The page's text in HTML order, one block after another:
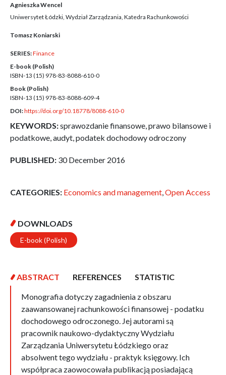
Agnieszka Wencel
Uniwersytet Łódzki, Wydział Zarządzania, Katedra Rachunkowości
Tomasz Koniarski
SERIES:Finance
E-book (Polish)
ISBN-13 (15) 978-83-8088-610-0
Book (Polish)
ISBN-13 (15) 978-83-8088-609-4
DOI:https://doi.org/10.18778/8088-610-0
KEYWORDS:sprawozdanie finansowe, prawo bilansowe i
podatkowe, audyt, podatek dochodowy odroczony
PUBLISHED: 30 December 2016
CATEGORIES: Economics and management,Open Access
DOWNLOADS
E-book (Polish)
ABSTRACT REFERENCES STATISTIC
Monografia dotyczy zagadnienia z obszaru
zaawansowanej rachunkowości finansowej - podatku
dochodowego odroczonego. Jej autorami są
pracownik naukowo-dydaktyczny Wydziału
Zarządzania Uniwersytetu Łódzkiego oraz
absolwent tego wydziału - praktyk księgowy. Ich
współpraca zaowocowała publikacją posiadającą